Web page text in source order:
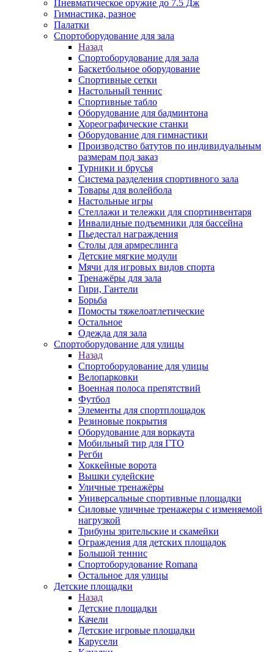
Пневматическое оружие до 7.5 Дж
Гимнастика, разное
Палатки
Спортоборудование для зала
Назад
Спортоборудование для зала
Баскетбольное оборудование
Спортивные сетки
Настольный теннис
Спортивные табло
Оборудование для бадминтона
Хореографические станки
Оборудование для гимнастики
Производство батутов по индивидуальным
размерам под заказ
Турники и брусья
Система разделения спортивного зала
Товары для волейбола
Настольные игры
Стеллажи и тележки для спортинвентаря
Инвалидные подъемники для бассейна
Пьедестал награждения
Столы для армреслинга
Детские мягкие модули
Мячи для игровых видов спорта
Тренажёры для зала
Гири, Гантели
Борьба
Помосты тяжелоатлетические
Остальное
Одежда для зала
Спортоборудование для улицы
Назад
Спортоборудование для улицы
Велопарковки
Военная полоса препятствий
Футбол
Элементы для спортплощадок
Резиновые покрытия
Оборудование для воркаута
Мобильный тир для ГТО
Регби
Хоккейные ворота
Вышки судейские
Уличные тренажёры
Универсальные спортивные площадки
Силовые уличные тренажеры с изменяемой
нагрузкой
Трибуны зрительские и скамейки
Ограждения для детских площадок
Большой теннис
Спортоборудование Romana
Остальное для улицы
Детские площадки
Назад
Детские площадки
Качели
Детские игровые площадки
Карусели